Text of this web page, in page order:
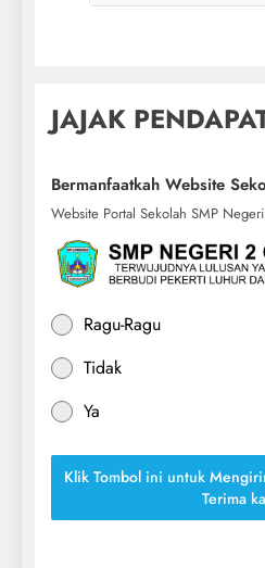
JAJAK
Bermanfaatkah Website
Website Portal Sekolah SMP
Ragu-Ragu
Tidak
Ya
Klik Tombol ini untuk
Terima